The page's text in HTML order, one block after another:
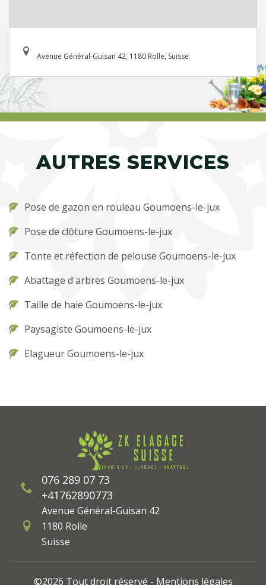
Avenue Général-Guisan 42, 1180 Rolle, Suisse
AUTRES SERVICES
Pose de gazon en rouleau Goumoens-le-jux
Pose de clôture Goumoens-le-jux
Tonte et réfection de pelouse Goumoens-le-jux
Abattage d'arbres Goumoens-le-jux
Taille de haie Goumoens-le-jux
Paysagiste Goumoens-le-jux
Elagueur Goumoens-le-jux
076 289 07 73
+41762890773
Avenue Général-Guisan 42
1180 Rolle
Suisse
©2026 Tout droit réservé - Mentions légales